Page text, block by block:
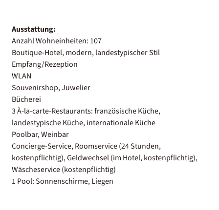
Ausstattung:
Anzahl Wohneinheiten: 107
Boutique-Hotel, modern, landestypischer Stil
Empfang/Rezeption
WLAN
Souvenirshop, Juwelier
Bücherei
3 À-la-carte-Restaurants: französische Küche,
landestypische Küche, internationale Küche
Poolbar, Weinbar
Concierge-Service, Roomservice (24 Stunden,
kostenpflichtig), Geldwechsel (im Hotel, kostenpflichtig),
Wäscheservice (kostenpflichtig)
1 Pool: Sonnenschirme, Liegen